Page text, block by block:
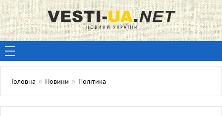
Головна » Новини » Політика